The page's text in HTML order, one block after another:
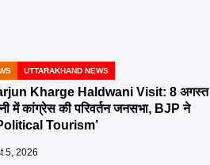
UTTARAKHAND NEWS
Kharge Haldwani Visit: 8 अगस्त
में कांग्रेस की परिवर्तन जनसभा, BJP ने
Tourism’
5, 2026